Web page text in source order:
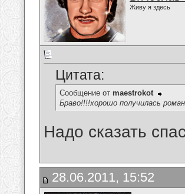
Живу я здесь
Цитата:
Сообщение от maestrokot
Браво!!!!хорошо получилась
Надо сказать
28.06.2011, 15:52